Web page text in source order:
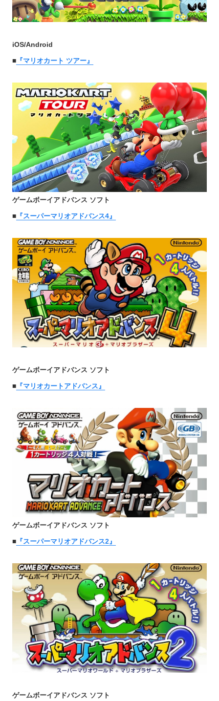
iOS/Android
■『マリオカート ツアー』
ゲームボーイアドバンス ソフト
■『スーパーマリオアドバンス4』
ゲームボーイアドバンス ソフト
■『マリオカートアドバンス』
ゲームボーイアドバンス ソフト
■『スーパーマリオアドバンス2』
ゲームボーイアドバンス ソフト